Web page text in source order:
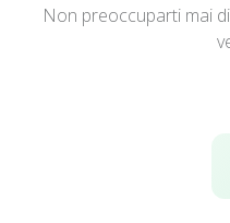
Non preoccuparti mai